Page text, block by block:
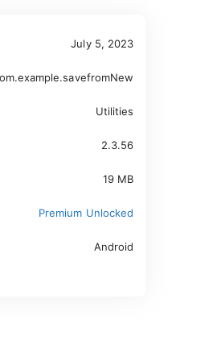
July 5, 2023
Utilities
2.3.56
19 MB
Premium Unlocked
Android